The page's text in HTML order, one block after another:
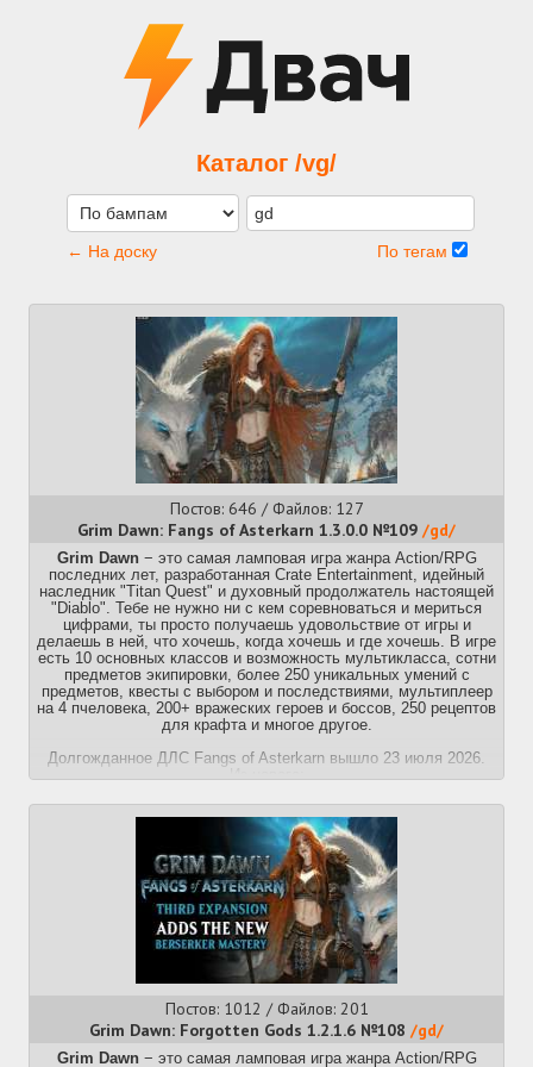
Каталог /vg/
← На доску По тегам
Постов: 646 / Файлов: 127
Grim Dawn: Fangs of Asterkarn 1.3.0.0 №109 /gd/
Grim Dawn− это самая ламповая игра жанра Action/RPG
последних лет, разработанная Crate Entertainment, идейный
наследник "Titan Quest" и духовный продолжатель настоящей
"Diablo". Тебе не нужно ни с кем соревноваться и мериться
цифрами, ты просто получаешь удовольствие от игры и
делаешь в ней, что хочешь, когда хочешь и где хочешь. В игре
есть 10 основных классов и возможность мультикласса, сотни
предметов экипировки, более 250 уникальных умений с
предметов, квесты с выбором и последствиями, мультиплеер
на 4 пчеловека, 200+ вражеских героев и боссов, 250 рецептов
для крафта и многое другое.
Долгожданное ДЛС Fangs of Asterkarn вышло 23 июля 2026.
"ветеран", но для сложности ультимейт.
2) 10 мастерство - "берсерк": может трансформироваться в
зверя, будут доступны две звериные формы (
стандартный волкоподобный оборотень), специализируется на
холоде и кровотечении.
3) Новая игровая зона - Астеркарн, расположена на севере.
4) Кастомизация зелий - выбор склянки и двух разных
модификаторов к ней.
5) Трансмутация аффиксов на предметах.
6) Новая система возвышенных аффиксов для предметов.
7) Расширение Горнила и Шардов - больше волн и выше
и новые боссы и мобы.
8) Сотни новых предметов, также новая MI-зеленка для новых
и даже старых мобов;
9) Пробужденные эпические (синие) предметы - можно
Постов: 1012 / Файлов: 201
Grim Dawn: Forgotten Gods 1.2.1.6 №108 /gd/
Grim Dawn− это самая ламповая игра жанра Action/RPG